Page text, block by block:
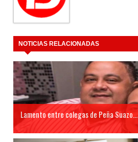
NOTICIAS RELACIONADAS
Lamento entre colegas de Peña Suazo...